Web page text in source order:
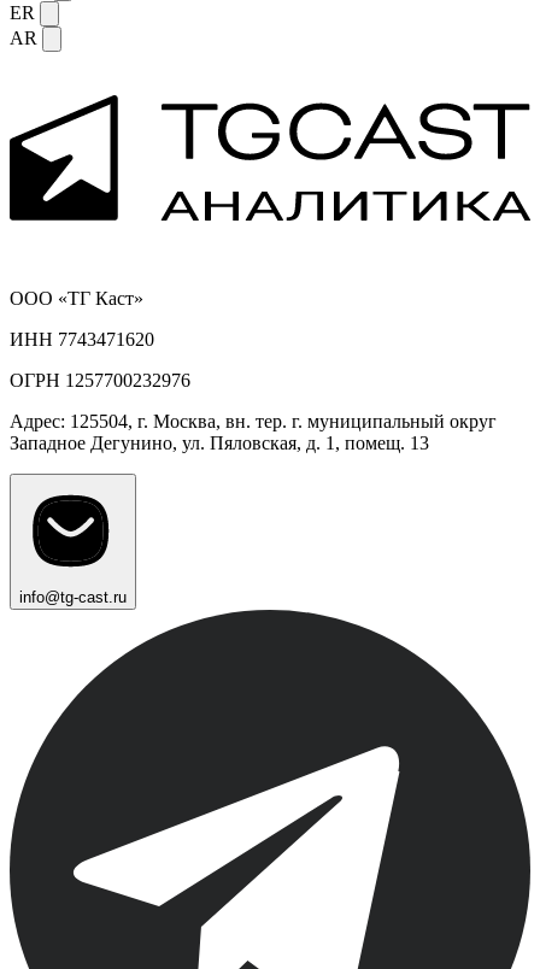
ER
AR
ООО «ТГ Каст»
ИНН 7743471620
ОГРН 1257700232976
Адрес: 125504, г. Москва, вн. тер. г. муниципальный округ
Западное Дегунино, ул. Пяловская, д. 1, помещ. 13
info@tg-cast.ru